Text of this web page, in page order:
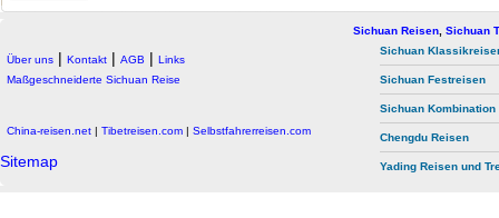
Über uns | Kontakt | AGB | Links
Maßgeschneiderte Sichuan Reise
Sichuan Reisen, Sichuan
Sichuan
Sichuan Festreisen
Sichuan Kombination
Chengdu Reisen
Yading Reisen und
China-reisen.net | Tibetreisen.com | Selbstfahrerreisen.com
Sitemap